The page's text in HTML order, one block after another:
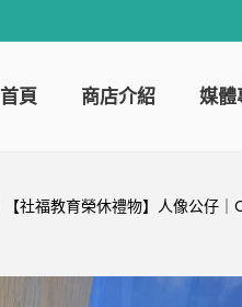
首頁 商店介紹 媒體
【社福教育榮休禮物】人像公仔